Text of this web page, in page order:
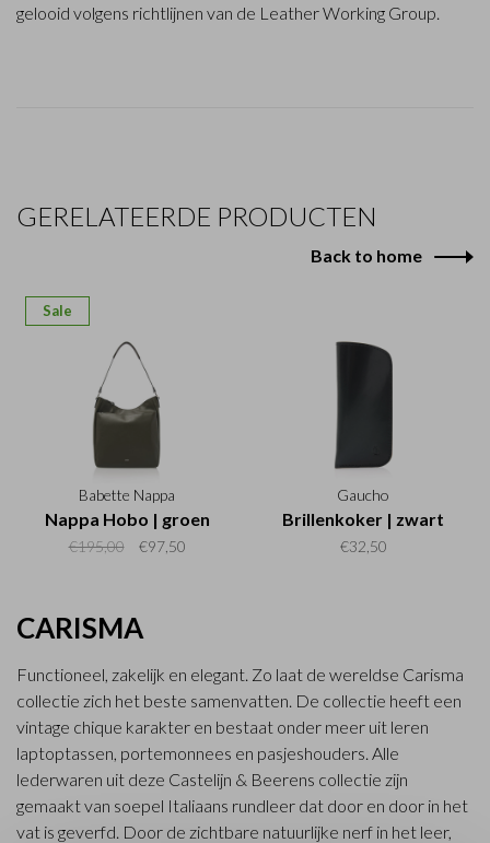
gelooid volgens richtlijnen van de Leather Working Group.
GERELATEERDE PRODUCTEN
Back to home
Sale
Babette Nappa
Nappa Hobo | groen
€195,00 €97,50
Gaucho
Brillenkoker | zwart
€32,50
CARISMA
Functioneel, zakelijk en elegant. Zo laat de wereldse Carisma
collectie zich het beste samenvatten. De collectie heeft een
vintage chique karakter en bestaat onder meer uit leren
laptoptassen, portemonnees en pasjeshouders. Alle
lederwaren uit deze Castelijn & Beerens collectie zijn
gemaakt van soepel Italiaans rundleer dat door en door in het
vat is geverfd. Door de zichtbare natuurlijke nerf in het leer,